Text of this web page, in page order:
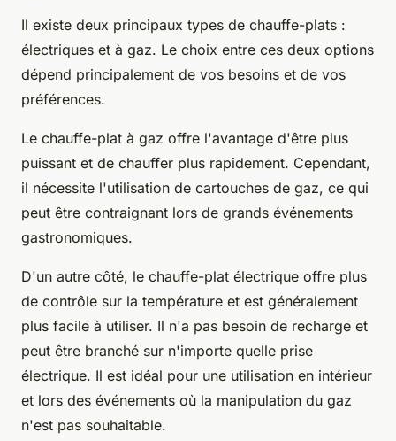
Il existe deux principaux types de chauffe-plats :
électriques et à gaz. Le choix entre ces deux options
dépend principalement de vos besoins et de vos
préférences.
Le chauffe-plat à gaz offre l'avantage d'être plus
puissant et de chauffer plus rapidement. Cependant,
il nécessite l'utilisation de cartouches de gaz, ce qui
peut être contraignant lors de grands événements
gastronomiques.
D'un autre côté, le chauffe-plat électrique offre plus
de contrôle sur la température et est généralement
plus facile à utiliser. Il n'a pas besoin de recharge et
peut être branché sur n'importe quelle prise
électrique. Il est idéal pour une utilisation en intérieur
et lors des événements où la manipulation du gaz
n'est pas souhaitable.